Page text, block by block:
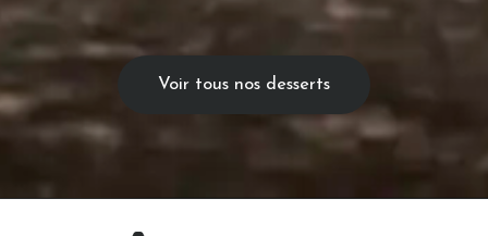
Voir tous nos desserts